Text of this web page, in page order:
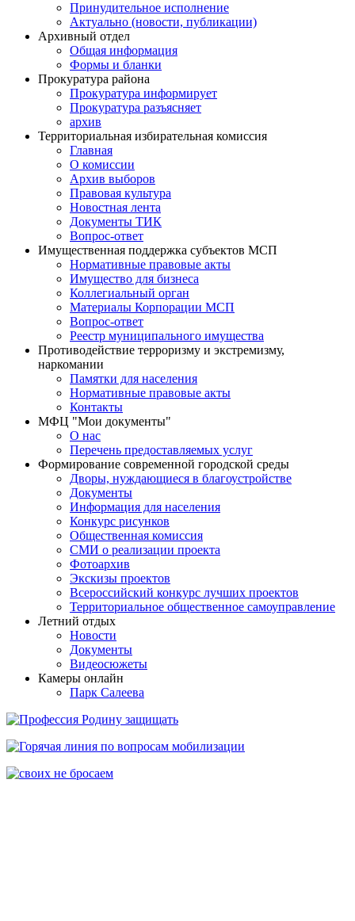
Принудительное исполнение
Актуально (новости, публикации)
Архивный отдел
Общая информация
Формы и бланки
Прокуратура района
Прокуратура информирует
Прокуратура разъясняет
архив
Территориальная избирательная комиссия
Главная
О комиссии
Архив выборов
Правовая культура
Новостная лента
Документы ТИК
Вопрос-ответ
Имущественная поддержка субъектов МСП
Нормативные правовые акты
Имущество для бизнеса
Коллегиальный орган
Материалы Корпорации МСП
Вопрос-ответ
Реестр муниципального имущества
Противодействие терроризму и экстремизму,
наркомании
Памятки для населения
Нормативные правовые акты
Контакты
МФЦ "Мои документы"
О нас
Перечень предоставляемых услуг
Формирование современной городской среды
Дворы, нуждающиеся в благоустройстве
Документы
Информация для населения
Конкурс рисунков
Общественная комиссия
СМИ о реализации проекта
Фотоархив
Экскизы проектов
Всероссийский конкурс лучших проектов
Территориальное общественное самоуправление
Летний отдых
Новости
Документы
Видеосюжеты
Камеры онлайн
Парк Салеева